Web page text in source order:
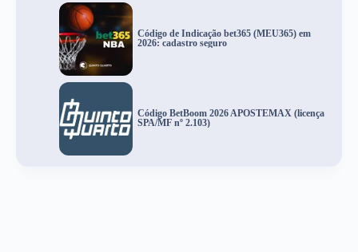
Código de Indicação bet365 (MEU365) em
2026: cadastro seguro
Código BetBoom 2026 APOSTEMAX (licença
SPA/MF nº 2.103)